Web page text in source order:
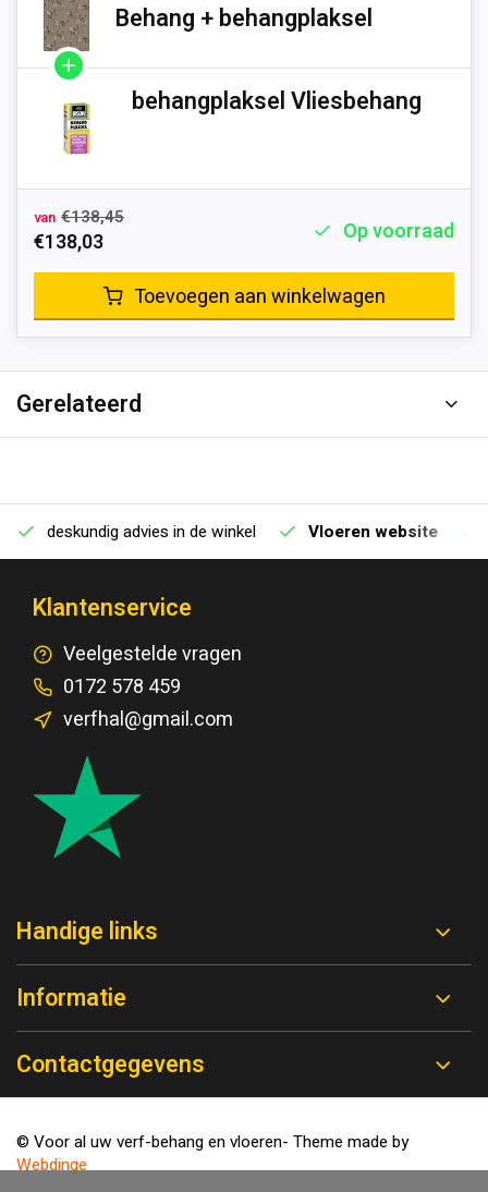
Behang + behangplaksel
behangplaksel Vliesbehang
van €138,45
€138,03 Op voorraad
Toevoegen aan winkelwagen
Gerelateerd
deskundig advies in de winkel Vloeren website
Klantenservice
Veelgestelde vragen
0172 578 459
verfhal@gmail.com
Handige links
Informatie
Contactgegevens
© Voor al uw verf-behang en vloeren- Theme made by
Webdinge